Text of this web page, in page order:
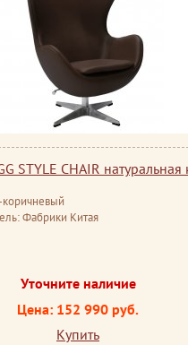
STYLE CHAIR
Фабрики Китая
Уточните наличие
Цена: 152 990 руб.
Купить